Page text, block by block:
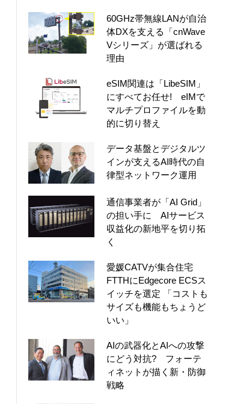
60GHz帯無線LANが自治
体DXを支える「cnWave
Vシリーズ」が選ばれる
理由
eSIM関連は「LibeSIM」
にすべてお任せ! eIMで
マルチプロファイルを動
的に切り替え
データ基盤とデジタルツ
インが支えるAI時代の自
律型ネットワーク運用
通信事業者が「AI Grid」
の担い手に AIサービス
収益化の新地平を切り拓
く
愛媛CATVが集合住宅
FTTHにEdgecore ECSス
イッチを選定 「コストも
サイズも機能もちょうど
いい」
AIの武器化とAIへの攻撃
にどう対抗? フォーテ
ィネットが描く新・防御
戦略